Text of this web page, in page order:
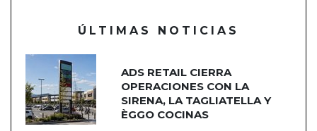
ÚLTIMAS NOTICIAS
ADS RETAIL CIERRA
OPERACIONES CON LA
SIRENA, LA TAGLIATELLA Y
ÈGGO COCINAS